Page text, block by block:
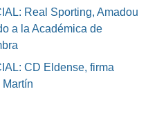
Real Sporting, Amadou
a la Académica de
CD Eldense, firma
Martín